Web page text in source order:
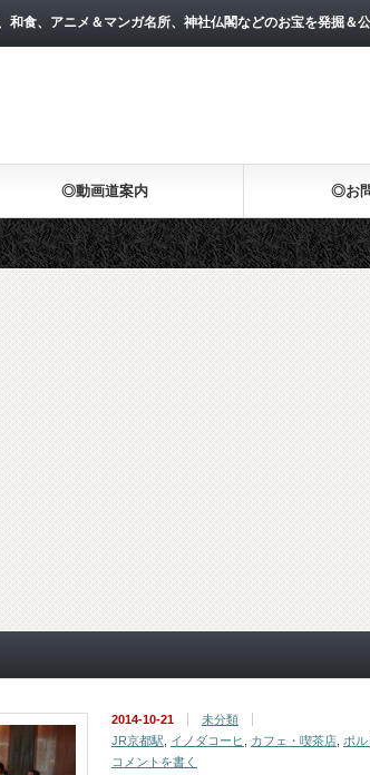
食、アニメ＆マンガ名所、神社仏閣などのお宝を発掘＆
◎動画道案内 ◎お
2014-10-21
未分類
JR京都駅
イノダコーヒ カフェ・喫茶店 ポル
コメントを書く